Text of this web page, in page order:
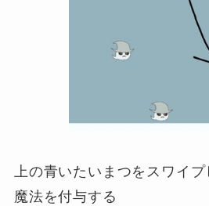
上の青いたいまつをスワイ
魔法を付与する